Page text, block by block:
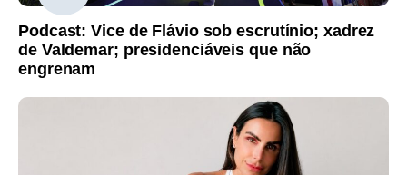
Podcast: Vice de Flávio sob escrutínio; xadrez
de Valdemar; presidenciáveis que não
engrenam